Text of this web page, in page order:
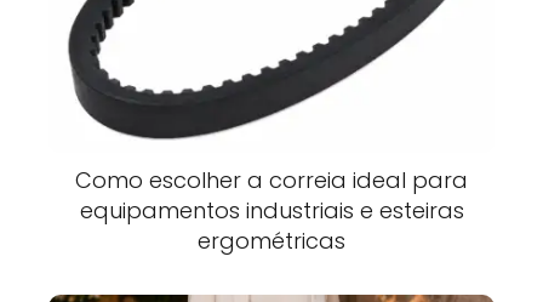
Como escolher a correia ideal para
equipamentos industriais e esteiras
ergométricas